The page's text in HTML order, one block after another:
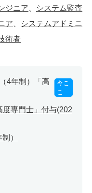
ジニア
システム監査
ア
システムアドミニ
術者
4年制）「高
今こ
こ
専門士」付与(202
）